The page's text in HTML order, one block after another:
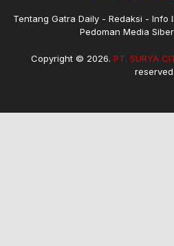
Tentang Gatra Daily Redaksi Info
Pedoman Media Siber
Copyright © 2026. PT. SURYA
reserved